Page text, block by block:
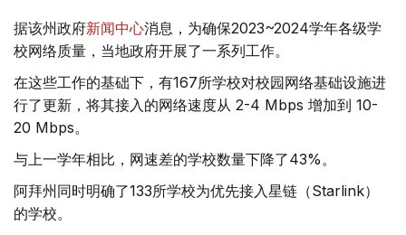
据该州政府新闻中心消息，为确保2023~2024学年各级学
校网络质量，当地政府开展了一系列工作。
在这些工作的基础下，有167所学校对校园网络基础设施进
行了更新，将其接入的网络速度从 2-4 Mbps 增加到 10-
20 Mbps。
与上一学年相比，网速差的学校数量下降了43%。
阿拜州同时明确了133所学校为优先接入星链（Starlink）
的学校。